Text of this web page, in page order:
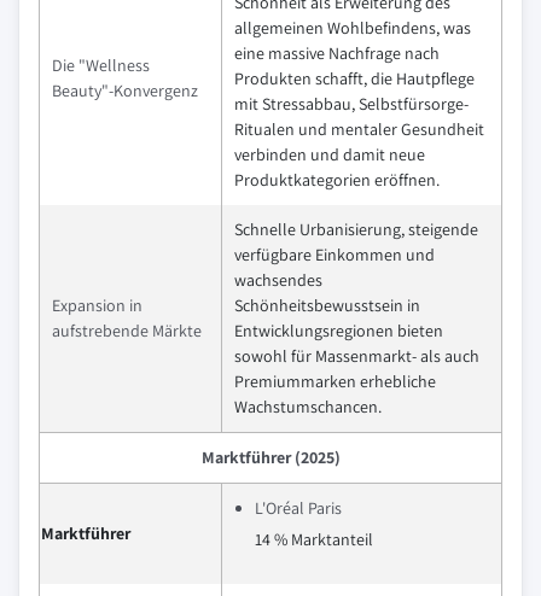
Die "Wellness
Beauty"-Konvergenz
allgemeinen Wohlbefindens, was
eine massive Nachfrage nach
Produkten schafft, die Hautpflege
mit Stressabbau, Selbstfürsorge-
Ritualen und mentaler Gesundheit
verbinden und damit neue
Produktkategorien eröffnen.
Expansion in
aufstrebende Märkte
Schnelle Urbanisierung, steigende
verfügbare Einkommen und
wachsendes
Schönheitsbewusstsein in
Entwicklungsregionen bieten
sowohl für Massenmarkt- als auch
Premiummarken erhebliche
Wachstumschancen.
Marktführer (2025)
Marktführer
L'Oréal Paris
14 % Marktanteil